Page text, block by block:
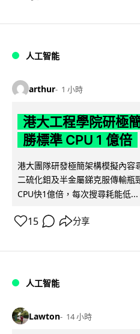
人工智能
arthur 1 小時
港大工程學院研極
勝標準 CPU 1 億倍
港大團隊研發極簡架構模擬內容
二硫化鉬及半金屬銻克服傳輸瓶
CPU快1億倍，每次搜尋耗能低...
15 分享
人工智能
Lawton 14 小時